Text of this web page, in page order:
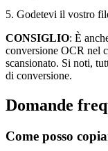
5. Godetevi il vostro
CONSIGLIO: È
conversione OCR nel
scansionato. Si noti,
di conversione.
Domande
Come posso